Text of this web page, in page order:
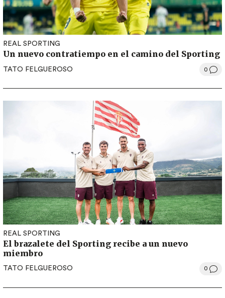
REAL SPORTING
Un nuevo contratiempo en el camino del Sporting
TATO FELGUEROSO 0
REAL SPORTING
El brazalete del Sporting recibe a un nuevo
miembro
TATO FELGUEROSO 0